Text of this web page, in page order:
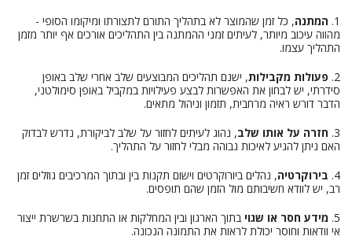
1. המתנה, כל זמן שהמוצר לא בתהליך התורם לתצורתו ומיקומו הסופי -
מהווה עיכוב מיותר, לעיתים זמני ההמתנה בין התהליכים אורכים אף יותר מזמן
התהליך עצמו.
2. פעולות מקבילות, ישנם תהליכים המבוצעים שלב אחרי שלב באופן
סידרתי, יש לבחון את האפשרות לבצע פעילויות במקביל באופן סימולטני,
הדבר דורש ראיה מרחבית, תזמון וניהול מתאים.
3. חזרה על אותו שלב, נהוג לעיתים לחזור על שלב לביקורת, נדרש לבדוק
האם ניתן להגיע לאיכות גבוהה מבלי לחזור על התהליך.
4. בירוקרטיה, נהלים ביורוקרטים וישום תקנות בין ובתוך המרכיבים גוזלים זמן
רב, יש לוודא חשיבותם מול הזמן שהם תופסים.
5. מידע חסר או שגוי בתוך הארגון ובין המחלקות או התחנות בשרשרת ייצור
אי וודאות וחוסר יכולת לראות את התמונה הנכונה.